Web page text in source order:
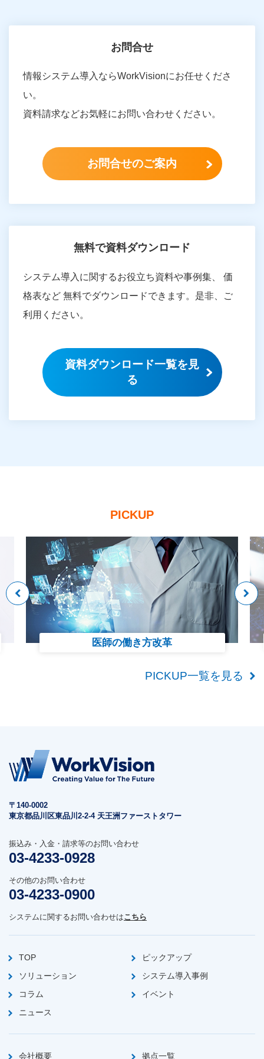
お問合せ
情報システム導入ならWorkVisionにお任せくださ
い。
資料請求などお気軽にお問い合わせください。
お問合せのご案内
無料で資料ダウンロード
システム導入に関するお役立ち資料や事例集、 価
格表など 無料でダウンロードできます。是非、ご
利用ください。
資料ダウンロード一覧を見
る
PICKUP
医師の働き方改革
PICKUP一覧を見る
〒140-0002
東京都品川区東品川2-2-4 天王洲ファーストタワー
振込み・入金・請求等のお問い合わせ
03-4233-0928
その他のお問い合わせ
03-4233-0900
システムに関するお問い合わせはこちら
TOP
ピックアップ
ソリューション
システム導入事例
コラム
イベント
ニュース
会社概要 拠点一覧